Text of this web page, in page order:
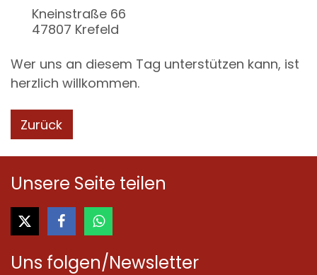
Kneinstraße 66
47807 Krefeld
Wer uns an diesem Tag unterstützen kann, ist
herzlich willkommen.
Zurück
Unsere Seite teilen
Uns folgen/Newsletter